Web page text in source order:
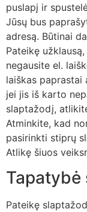
puslapį ir
Jūsų bus
adresą. Būtinai
Pateikę
negausite el.
laiškas paprastai
jei jis iš karto
slaptažodį,
Atminkite, kad
pasirinkti stiprų
Atlikę šiuos
Pateikę